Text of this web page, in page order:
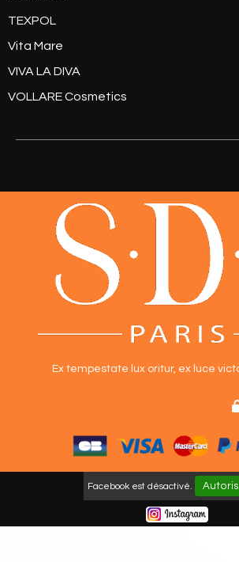
TEXPOL
Vita Mare
VIVA LA DIVA
VOLLARE Cosmetics
Ex tempestate lux oritur, ex luce
Facebook est désactivé.